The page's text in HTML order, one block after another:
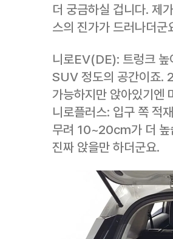
더 궁금하실 겁니다. 제
스의 진가가 드러나더군
니로EV(DE): 트렁크
SUV 정도의 공간이죠.
가능하지만 앉아있기엔
니로플러스: 입구 쪽 적
무려 10~20cm가 더 높
진짜 앉을만 하더군요.